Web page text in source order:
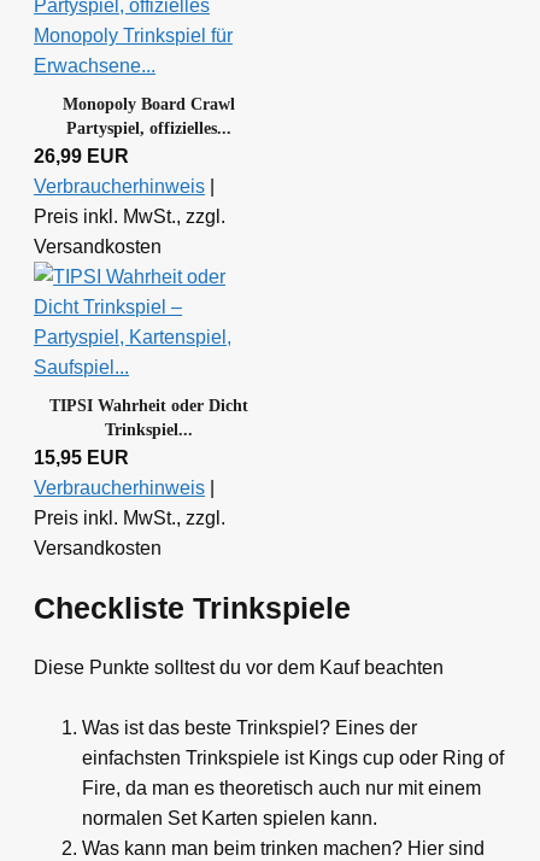
Monopoly Board Crawl
Partyspiel, offizielles...
26,99 EUR
Verbraucherhinweis
Preis inkl. MwSt., zzgl.
Versandkosten
TIPSI Wahrheit oder Dicht
Trinkspiel...
15,95 EUR
Verbraucherhinweis
Preis inkl. MwSt., zzgl.
Versandkosten
Checkliste Trinkspiele
Diese Punkte solltest du vor dem Kauf beachten
Was ist das beste Trinkspiel? Eines der
einfachsten Trinkspiele ist Kings cup oder Ring of
Fire, da man es theoretisch auch nur mit einem
normalen Set Karten spielen kann.
Was kann man beim trinken machen? Hier sind